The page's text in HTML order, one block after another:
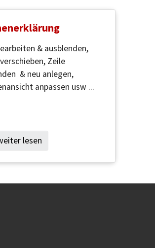
& ausblenden,
Zeile
& neu anlegen,
anpassen usw ...
lesen